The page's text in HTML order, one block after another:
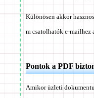
Különösen akkor
m csatolhatók e-mailhez
Pontok a PDF
Amikor üzleti